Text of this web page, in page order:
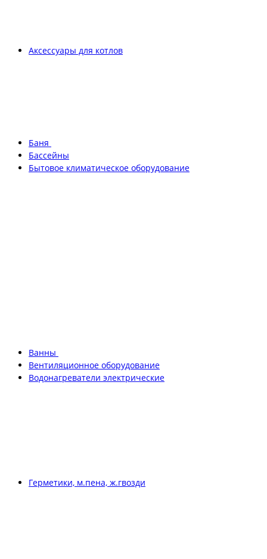
Аксессуары для котлов
Баня
Бассейны
Бытовое климатическое оборудование
Ванны
Вентиляционное оборудование
Водонагреватели электрические
Герметики, м.пена, ж.гвозди